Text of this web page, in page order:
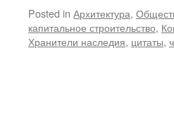
Posted in Архитектура,
капитальное строительство,
Хранители наследия, цитаты,